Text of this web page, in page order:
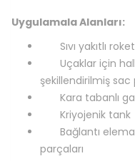
Uygulamala Alanları:
Sıvı yakıtlı
Uçaklar için
şekillendirilmiş
Kara tabanlı
Kriyojenik tank
Bağlantı
parçaları